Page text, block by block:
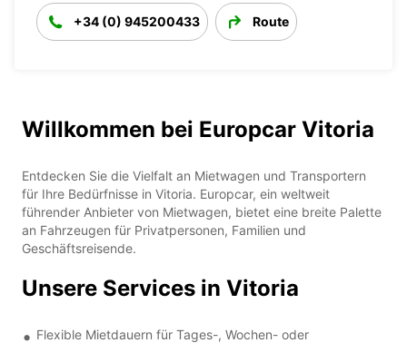
+34 (0) 945200433 Route
Willkommen bei Europcar Vitoria
Entdecken Sie die Vielfalt an Mietwagen und Transportern
für Ihre Bedürfnisse in Vitoria. Europcar, ein weltweit
führender Anbieter von Mietwagen, bietet eine breite Palette
an Fahrzeugen für Privatpersonen, Familien und
Geschäftsreisende.
Unsere Services in Vitoria
Flexible Mietdauern für Tages-, Wochen- oder